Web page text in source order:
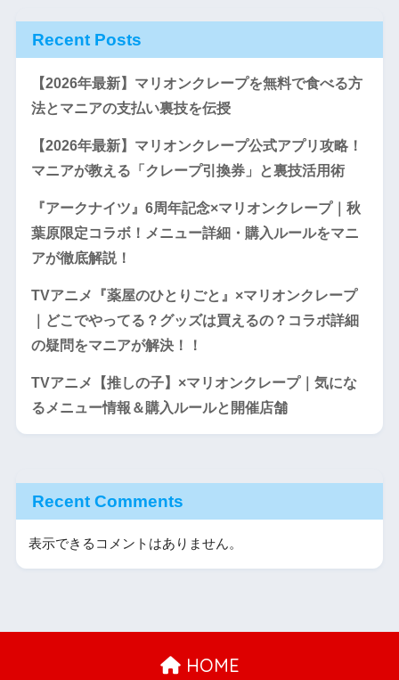
Recent Posts
【2026年最新】マリオンクレープを無料で食べる方
法とマニアの支払い裏技を伝授
【2026年最新】マリオンクレープ公式アプリ攻略！
マニアが教える「クレープ引換券」と裏技活用術
『アークナイツ』6周年記念×マリオンクレープ｜秋
葉原限定コラボ！メニュー詳細・購入ルールをマニ
アが徹底解説！
TVアニメ『薬屋のひとりごと』×マリオンクレープ
｜どこでやってる？グッズは買えるの？コラボ詳細
の疑問をマニアが解決！！
TVアニメ【推しの子】×マリオンクレープ｜気にな
るメニュー情報＆購入ルールと開催店舗
Recent Comments
表示できるコメントはありません。
HOME